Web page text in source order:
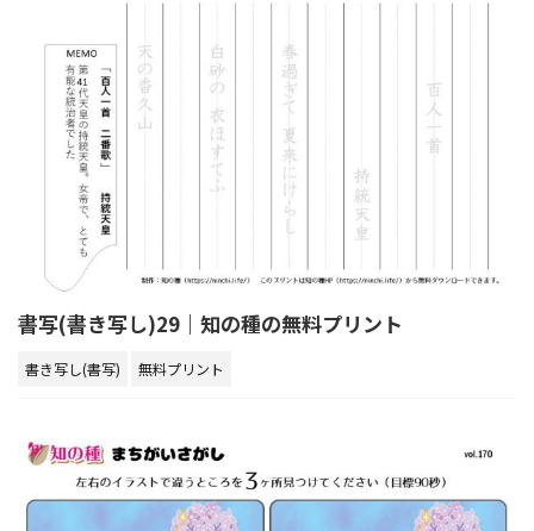
書写(書き写し)29｜知の種の無料プリント
書き写し(書写) 無料プリント